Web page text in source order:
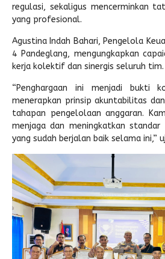
regulasi, sekaligus mencerminkan
yang profesional.
Agustina Indah Bahari, Pengelola
4 Pandeglang, mengungkapkan
kerja kolektif dan sinergis seluruh tim.
“Penghargaan ini menjadi bukti
menerapkan prinsip akuntabilitas
tahapan pengelolaan anggaran.
menjaga dan meningkatkan standar
yang sudah berjalan baik selama ini,”